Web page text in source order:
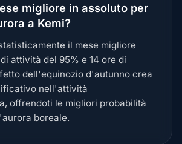
migliore in assoluto per
a Kemi?
il mese migliore
attività del 95% e 14 ore di
dell'equinozio d'autunno crea
nell'attività
offrendoti le migliori probabilità
boreale.